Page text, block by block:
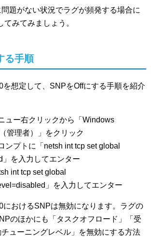
題がない状況でラグが頻発する場合に
みてみましょう。
る手順
を想定して、SNPをOffにする手順を紹介
ュー右クリックから「Windows
管理者）」をクリック
ンプトに「netsh int tcp set global
」を入力してエンター
int tcp set global
」を入力してエンター
におけるSNPは無効になります。ラグの
のほかにも「タスクオフロード」「受
ューニングレベル」を無効にする方法